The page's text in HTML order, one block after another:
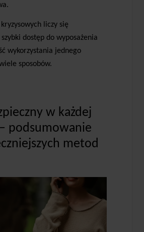
liczy się
dostęp do wyposażenia
wykorzystania jednego
sposobów.
w każdej
podsumowanie
metod